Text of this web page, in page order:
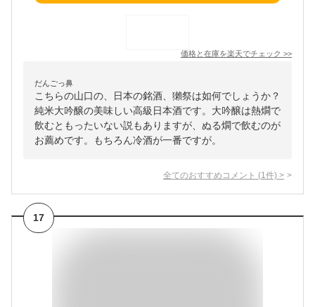
価格と在庫を楽天でチェック >>
だんごっ鼻
こちらの山口の、日本の銘酒、獺祭は如何でしょうか？
純米大吟醸の美味しい高級日本酒です。大吟醸は熱燗で
飲むともったいない説もありますが、ぬる燗で飲むのが
お薦めです。もちろん冷酒が一番ですが。
全てのおすすめコメント (1 件) >
17